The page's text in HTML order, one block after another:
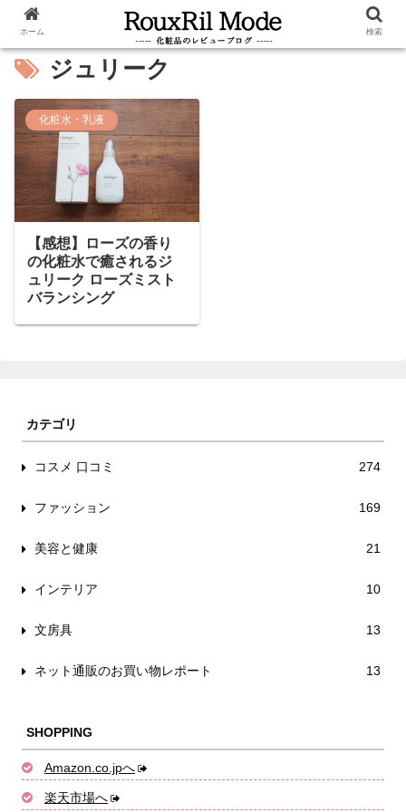
ジュリーク
化粧水・乳液
【感想】ローズの香り
の化粧水で癒されるジ
ュリーク ローズミスト
バランシング
カテゴリ
コスメ 口コミ 274
ファッション 169
美容と健康 21
インテリア 10
文房具 13
ネット通販のお買い物レポート 13
SHOPPING
Amazon.co.jpへ
楽天市場へ
ホーム 検索